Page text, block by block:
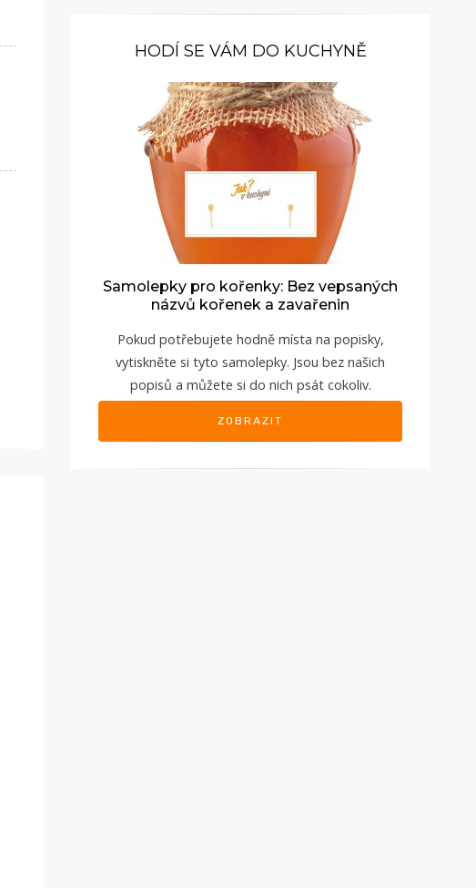
HODÍ SE VÁM DO KUCHYNĚ
Samolepky pro kořenky: Bez vepsaných
názvů kořenek a zavařenin
Pokud potřebujete hodně místa na popisky,
vytiskněte si tyto samolepky. Jsou bez našich
popisů a můžete si do nich psát cokoliv.
ZOBRAZIT